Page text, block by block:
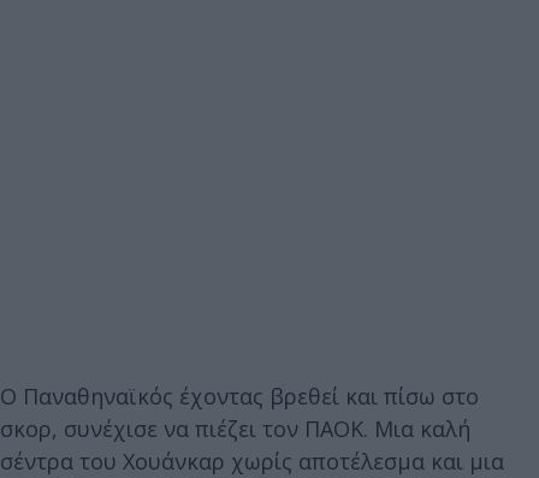
Ο Παναθηναϊκός έχοντας βρεθεί και πίσω στο
σκορ, συνέχισε να πιέζει τον ΠΑΟΚ. Μια καλή
σέντρα του Χουάνκαρ χωρίς αποτέλεσμα και μια